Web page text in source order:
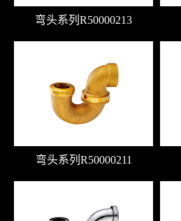
弯头系列R50000213
弯头系列R50000211